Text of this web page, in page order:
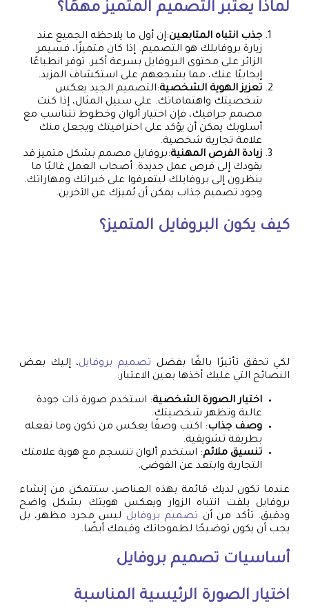
لماذا يعتبر التصميم المتميز مهمًا؟
جذب انتباه المتابعين:إن أول ما يلاحظه الجميع عند
زيارة بروفايلك هو التصميم. إذا كان متميزًا، فسيمر
الزائر على محتوى البروفايل بسرعة أكبر. توفر انطباعًا
إيجابيًا عنك، مما يشجعهم على استكشاف المزيد.
تعزيز الهوية الشخصية:التصميم الجيد يعكس
شخصيتك واهتماماتك. على سبيل المثال، إذا كنت
مصمم جرافيك، فإن اختيار ألوان وخطوط تتناسب مع
أسلوبك يمكن أن يؤكد على احترافيتك ويجعل منك
علامة تجارية شخصية.
زيادة الفرص المهنية:بروفايل مصمم بشكل متميز قد
يقودك إلى فرص عمل جديدة. أصحاب العمل غالبًا ما
ينظرون إلى بروفايلك ليتعرفوا على خبراتك ومهاراتك.
وجود تصميم جذاب يمكن أن يُميزك عن الآخرين.
كيف يكون البروفايل المتميز؟
لكي تحقق تأثيرًا بالغًا بفضل تصميم بروفايل، إليك بعض
النصائح التي عليك أخذها بعين الاعتبار:
اختيار الصورة الشخصية: استخدم صورة ذات جودة
عالية وتظهر شخصيتك.
وصف جذاب: اكتب وصفًا يعكس من تكون وما تفعله
بطريقة تشويقية.
تنسيق ملائم: استخدم ألوان تنسجم مع هوية علامتك
التجارية وابتعد عن الفوضى.
عندما تكون لديك قائمة بهذه العناصر، ستتمكن من إنشاء
بروفايل يلفت انتباه الزوار ويعكس هويتك بشكل واضح
ودقيق. تأكد من أن تصميم بروفايل ليس مجرد مظهر، بل
يجب أن يكون توضيحًا لطموحاتك وقيمك أيضًا.
أساسيات تصميم بروفايل
اختيار الصورة الرئيسية المناسبة